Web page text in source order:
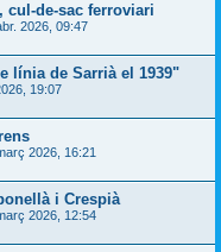
cul-de-sac ferroviari
2026, 09:47
línia de Sarrià el 1939"
19:07
2026, 16:21
i Crespià
2026, 12:54